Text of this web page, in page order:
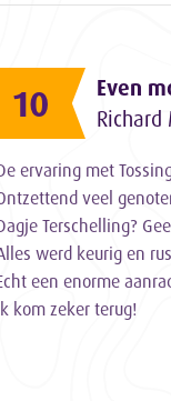
10
Even
ervaring met
veel
Terschelling?
werd keurig en
een enorme
kom zeker terug!